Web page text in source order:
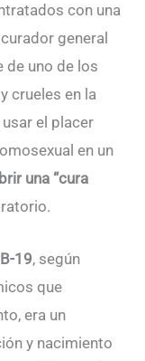
con una
general
de uno de los
crueles en la
el placer
en un
una “cura
B-19, según
que
era un
y nacimiento